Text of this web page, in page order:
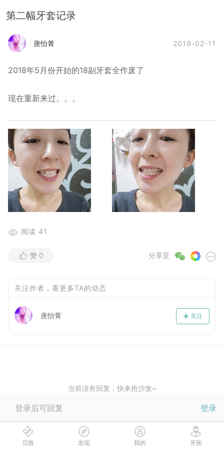
第二幅牙套记录
唐怡菁 2019-02-11
2018年5月份开始的18副牙套全作废了
现在重新来过。。。
阅读 41
分享至
赞 0
关注作者，看更多TA的动态
关注
唐怡菁
当前没有回复，快来抢沙发~
登录后可回复 登录
贝致 发现 我的 牙医